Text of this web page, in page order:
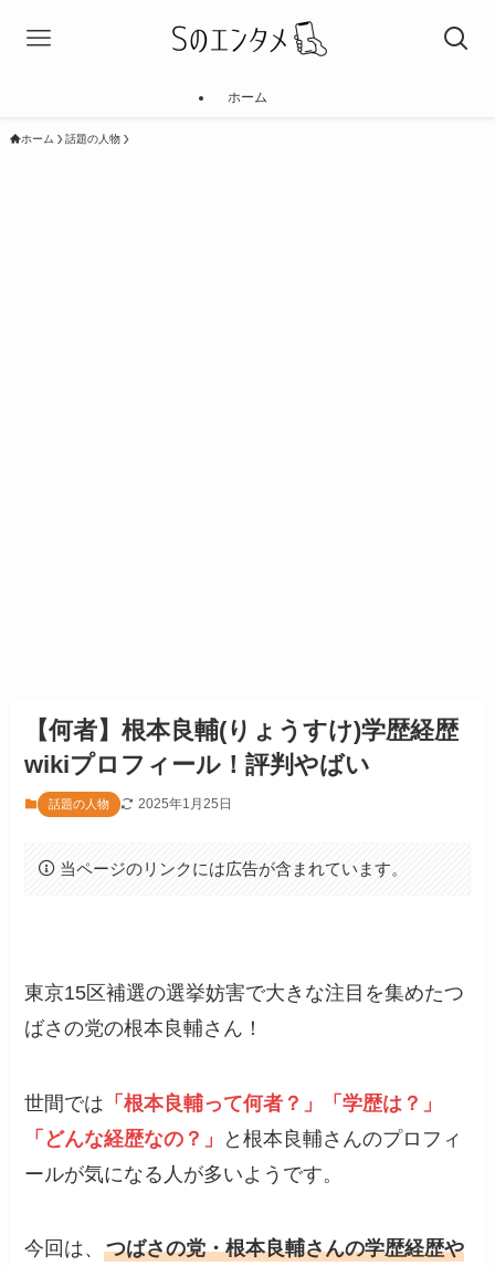
ホーム
ホーム 話題の人物
【何者】根本良輔(りょうすけ)学歴経歴
wikiプロフィール！評判やばい
話題の人物 2025年1月25日
当ページのリンクには広告が含まれています。
東京15区補選の選挙妨害で大きな注目を集めたつ
ばさの党の根本良輔さん！
世間では 「根本良輔って何者？」「学歴は？」
「どんな経歴なの？」
と根本良輔さんのプロフィ
ールが気になる人が多いようです。
今回は、つばさの党・根本良輔さんの学歴経歴や